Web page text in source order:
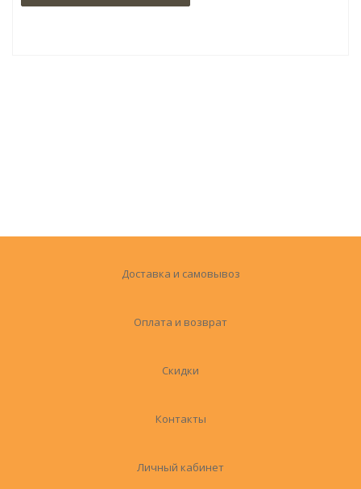
Доставка и самовывоз
Оплата и возврат
Скидки
Контакты
Личный кабинет